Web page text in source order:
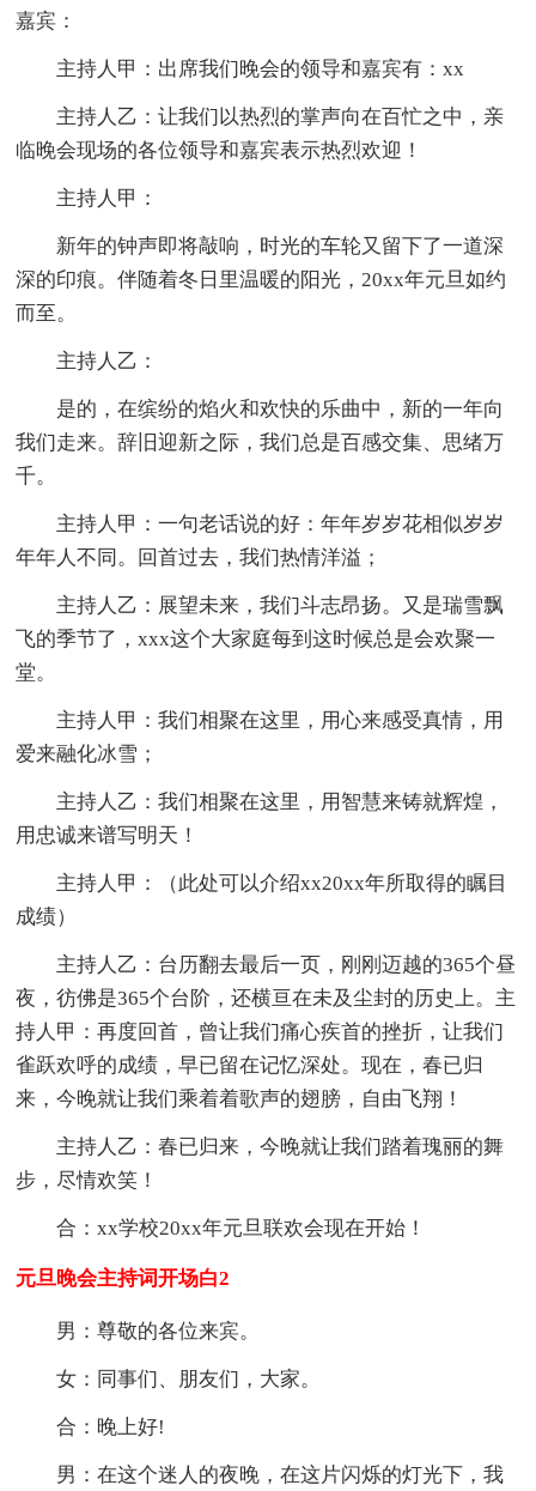
嘉宾：
主持人甲：出席我们晚会的领导和嘉宾有：xx
主持人乙：让我们以热烈的掌声向在百忙之中，亲
临晚会现场的各位领导和嘉宾表示热烈欢迎！
主持人甲：
新年的钟声即将敲响，时光的车轮又留下了一道深
深的印痕。伴随着冬日里温暖的阳光，20xx年元旦如约
而至。
主持人乙：
是的，在缤纷的焰火和欢快的乐曲中，新的一年向
我们走来。辞旧迎新之际，我们总是百感交集、思绪万
千。
主持人甲：一句老话说的好：年年岁岁花相似岁岁
年年人不同。回首过去，我们热情洋溢；
主持人乙：展望未来，我们斗志昂扬。又是瑞雪飘
飞的季节了，xxx这个大家庭每到这时候总是会欢聚一
堂。
主持人甲：我们相聚在这里，用心来感受真情，用
爱来融化冰雪；
主持人乙：我们相聚在这里，用智慧来铸就辉煌，
用忠诚来谱写明天！
主持人甲：（此处可以介绍xx20xx年所取得的瞩目
成绩）
主持人乙：台历翻去最后一页，刚刚迈越的365个昼
夜，彷佛是365个台阶，还横亘在未及尘封的历史上。主
持人甲：再度回首，曾让我们痛心疾首的挫折，让我们
雀跃欢呼的成绩，早已留在记忆深处。现在，春已归
来，今晚就让我们乘着着歌声的翅膀，自由飞翔！
主持人乙：春已归来，今晚就让我们踏着瑰丽的舞
步，尽情欢笑！
合：xx学校20xx年元旦联欢会现在开始！
元旦晚会主持词开场白2
男：尊敬的各位来宾。
女：同事们、朋友们，大家。
合：晚上好!
男：在这个迷人的夜晚，在这片闪烁的灯光下，我